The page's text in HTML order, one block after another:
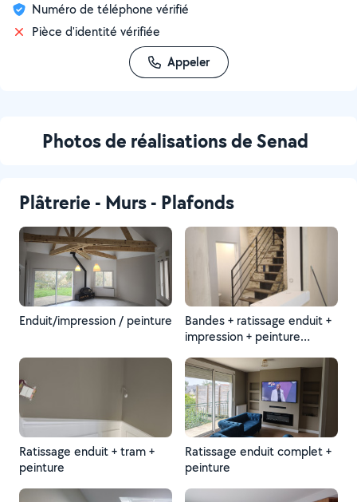
Numéro de téléphone vérifié
Pièce d'identité vérifiée
Appeler
Photos de réalisations de Senad
Plâtrerie - Murs - Plafonds
Enduit/impression / peinture
Bandes + ratissage enduit +
impression + peinture
Ratissage enduit + tram +
peinture
Ratissage enduit complet +
peinture